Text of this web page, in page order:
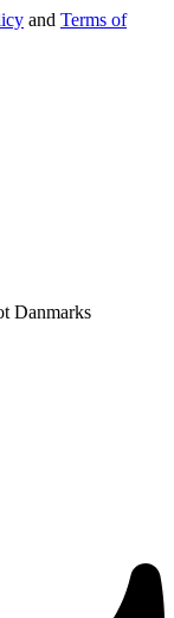
and Terms of
Danmarks